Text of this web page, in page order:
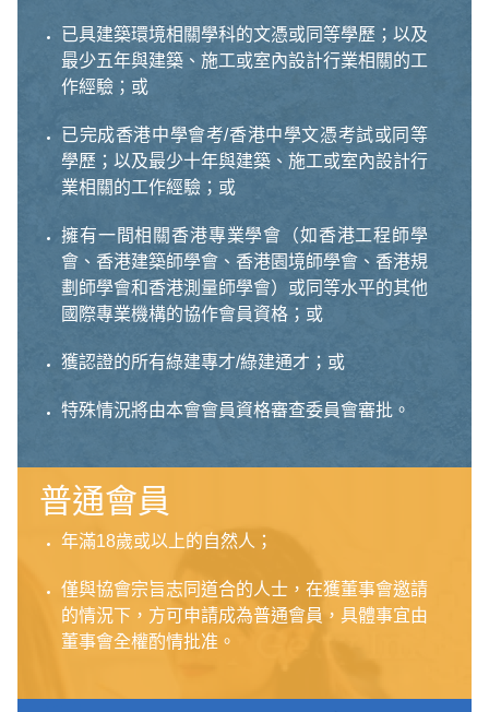
已具建築環境相關學科的文憑或同等學歷；以及
最少五年與建築、施工或室內設計行業相關的工
作經驗；或
已完成香港中學會考/香港中學文憑考試或同等
學歷；以及最少十年與建築、施工或室內設計行
業相關的工作經驗；或
擁有一間相關香港專業學會（如香港工程師學
會、香港建築師學會、香港園境師學會、香港規
劃師學會和香港測量師學會）或同等水平的其他
國際專業機構的協作會員資格；或
獲認證的所有綠建專才/綠建通才；或
特殊情況將由本會會員資格審查委員會審批。
普通會員
年滿18歲或以上的自然人；
僅與協會宗旨志同道合的人士，在獲董事會邀請
的情況下，方可申請成為普通會員，具體事宜由
董事會全權酌情批准。